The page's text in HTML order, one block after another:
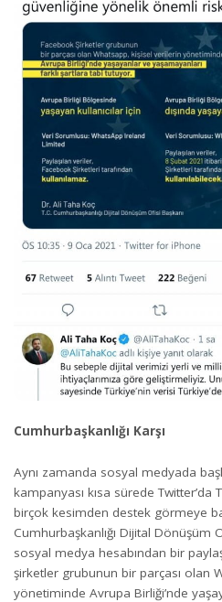
Cumhurbaşkanlığı Karşı
Aynı zamanda sosyal medyada
kampanyası kısa sürede
birçok kesimden destek görmeye
Cumhurbaşkanlığı Dijital Dönüşüm
sosyal medya hesabından bir
şirketler grubunun bir parçası olan
yönetiminde Avrupa Birliği’nde